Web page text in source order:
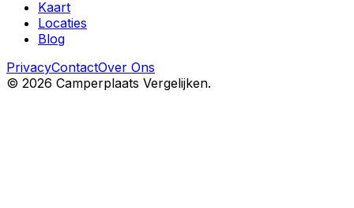
Kaart
Locaties
Blog
PrivacyContactOver Ons
© 2026 Camperplaats Vergelijken.